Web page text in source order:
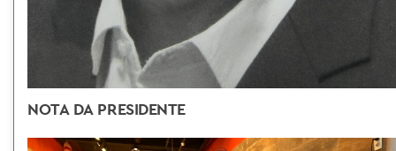
NOTA DA PRESIDENTE